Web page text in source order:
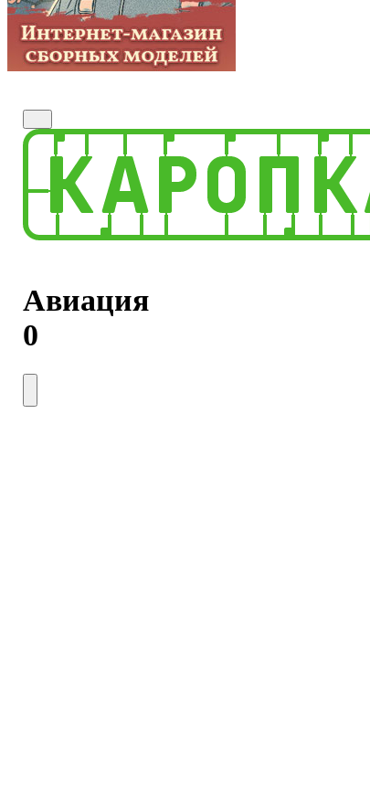
Авиация
0